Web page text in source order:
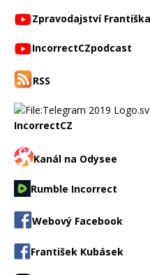
Zpravodajství
IncorrectCZpodcast
RSS
IncorrectCZ
Kanál na Odysee
Rumble Incorrect
Webový Facebook
František Kubásek